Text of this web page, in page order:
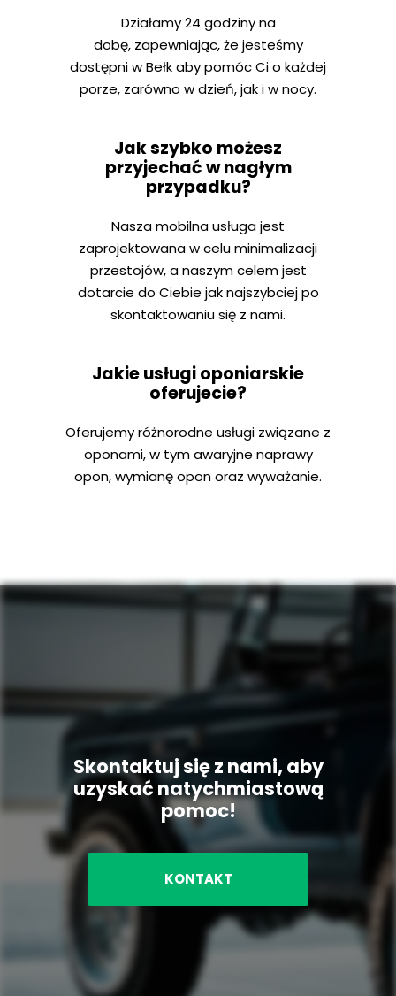
Oferujemy różnorodne usługi związane z
oponami, w tym awaryjne naprawy
opon, wymianę opon oraz wyważanie.
Jakie usługi oponiarskie
oferujecie?
Nasza mobilna usługa jest
zaprojektowana w celu minimalizacji
przestojów, a naszym celem jest
dotarcie do Ciebie jak najszybciej po
skontaktowaniu się z nami.
Jak szybko możesz
przyjechać w nagłym
przypadku?
Działamy 24 godziny na
dobę, zapewniając, że jesteśmy
dostępni w Bełk aby pomóc Ci o każdej
porze, zarówno w dzień, jak i w nocy.
Skontaktuj się z nami, aby
uzyskać natychmiastową
pomoc!
KONTAKT